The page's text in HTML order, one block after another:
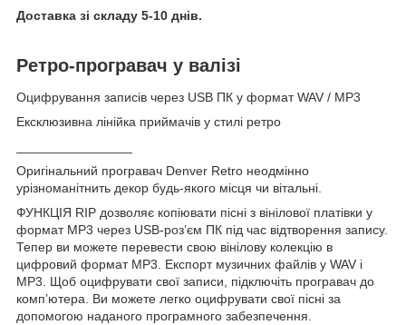
Доставка зі складу 5-10 днів.
Ретро-програвач у валізі
Оцифрування записів через USB ПК у формат WAV / MP3
Ексклюзивна лінійка приймачів у стилі ретро
Оригінальний програвач Denver Retro неодмінно
урізноманітнить декор будь-якого місця чи вітальні.
ФУНКЦІЯ RIP дозволяє копіювати пісні з вінілової платівки у
формат MP3 через USB-роз’єм ПК під час відтворення запису.
Тепер ви можете перевести свою вінілову колекцію в
цифровий формат MP3. Експорт музичних файлів у WAV і
MP3. Щоб оцифрувати свої записи, підключіть програвач до
комп’ютера. Ви можете легко оцифрувати свої пісні за
допомогою наданого програмного забезпечення.